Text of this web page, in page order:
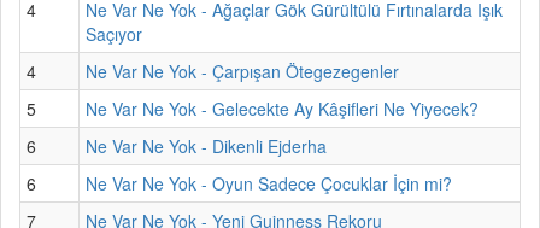
4
Ne Var Ne Yok - Ağaçlar Gök Gürültülü Fırtınalarda Işık
Saçıyor
4
Ne Var Ne Yok - Çarpışan Ötegezegenler
5
Ne Var Ne Yok - Gelecekte Ay Kâşifleri Ne Yiyecek?
6
Ne Var Ne Yok - Dikenli Ejderha
6
Ne Var Ne Yok - Oyun Sadece Çocuklar İçin mi?
7
Ne Var Ne Yok - Yeni Guinness Rekoru